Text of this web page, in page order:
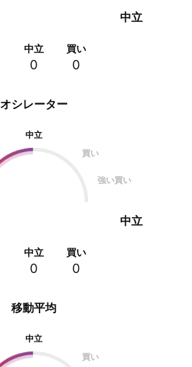
オシレーター
中立
買い
強い買い
中立
中立
0
買い
0
中立
中立
0
買い
0
移動平均
中立
買い